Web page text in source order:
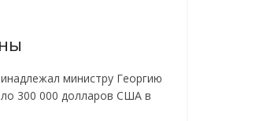
министру Георгию
300 000 долларов США в